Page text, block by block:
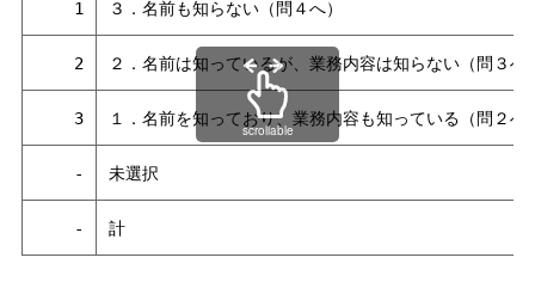
1 ３．名前も知らない（問４へ）
2 ２．名前は知っているが、業務内容は知らない（問３へ
3 １．名前を知っており、業務内容も知っている（問２へ
- 未選択
- 計
scrollable